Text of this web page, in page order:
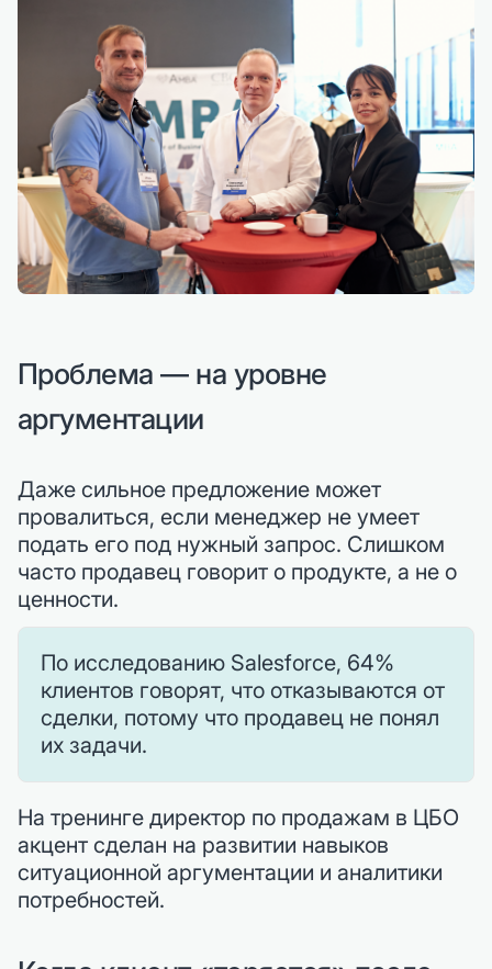
Проблема — на уровне
аргументации
Даже сильное предложение может
провалиться, если менеджер не умеет
подать его под нужный запрос. Слишком
часто продавец говорит о продукте, а не о
ценности.
По исследованию Salesforce, 64%
клиентов говорят, что отказываются от
сделки, потому что продавец не понял
их задачи.
На тренинге директор по продажам в ЦБО
акцент сделан на развитии навыков
ситуационной аргументации и аналитики
потребностей.